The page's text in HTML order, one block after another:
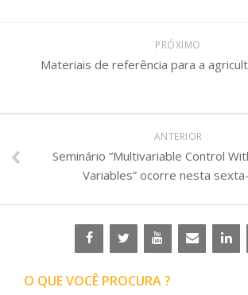
PRÓXIMO
Materiais de referência para a
ANTERIOR
Seminário “Multivariable Control
Variables” ocorre nesta
O QUE VOCÊ PROCURA ?